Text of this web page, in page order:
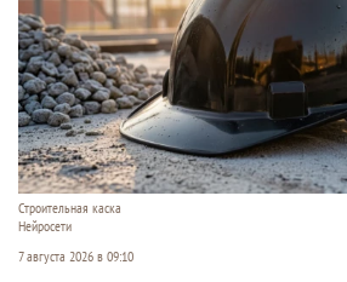
Строительная каска
Нейросети
7 августа 2026 в 09:10